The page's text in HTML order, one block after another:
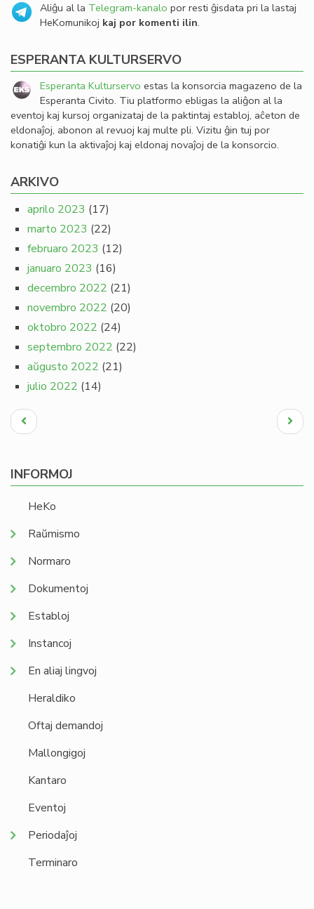
Aliĝu al la Telegram-kanalo por resti ĝisdata pri la lastaj
HeKomunikoj kaj por komenti ilin.
ESPERANTA KULTURSERVO
Esperanta Kulturservo estas la konsorcia magazeno de la
Esperanta Civito. Tiu platformo ebligas la aliĝon al la
eventoj kaj kursoj organizataj de la paktintaj establoj, aĉeton de
eldonaĵoj, abonon al revuoj kaj multe pli. Vizitu ĝin tuj por
konatiĝi kun la aktivaĵoj kaj eldonaj novaĵoj de la konsorcio.
ARKIVO
aprilo 2023 (17)
marto 2023 (22)
februaro 2023 (12)
januaro 2023 (16)
decembro 2022 (21)
novembro 2022 (20)
oktobro 2022 (24)
septembro 2022 (22)
aŭgusto 2022 (21)
julio 2022 (14)
Pagination
Antaŭa
paĝo
Next
page
INFORMOJ
HeKo
Raŭmismo
Normaro
Dokumentoj
Establoj
Instancoj
En aliaj lingvoj
Heraldiko
Oftaj demandoj
Mallongigoj
Kantaro
Eventoj
Periodaĵoj
Terminaro